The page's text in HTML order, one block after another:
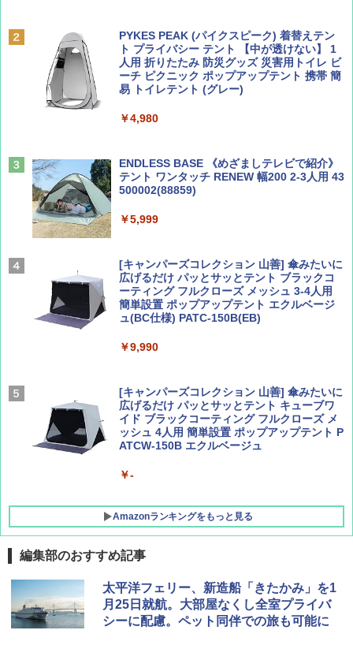
￥713
AIRLINE（エアライン）2026年9月号【特
集】ボーイング110周年を祝して！
￥1,760
￥2,695
球の歩き方A ヨーロッパ
ァキア 2026～2027 地球の歩き方A ヨーロッ
￥2,277
新しい日本地理 地図・統計・移動から読み
解く (講談社現代新書)
￥1,540
PYKES PEAK (パイクスピーク) 着替えテン
ト プライバシー テント 【中が透けない】 1
人用 折りたたみ 防災グッズ 災害用トイレ ビ
ーチ ピクニック ポップアップテント 携帯 簡
易 トイレテント (グレー)
￥4,980
ENDLESS BASE 《めざましテレビで紹介》
テント ワンタッチ RENEW 幅200 2-3人用 43
500002(88859)
￥5,999
[キャンパーズコレクション 山善] 傘みたいに
広げるだけ パッとサッとテント ブラックコ
ーティング フルクローズ メッシュ 3-4人用
簡単設置 ポップアップテント エクルベージ
ュ(BC仕様) PATC-150B(EB)
￥9,990
[キャンパーズコレクション 山善] 傘みたいに
広げるだけ パッとサッとテント キューブワ
イド ブラックコーティング フルクローズ メ
ッシュ 4人用 簡単設置 ポップアップテント P
ATCW-150B エクルベージュ
￥-
Amazonランキングをもっと見る
熊撃退スプレー 熊よけスプレー 熊スプレー
【日本企業販売】超強力クマ対策スプレー 30
0ml（連続噴射30秒）110ml（連続噴射15
秒）射程5～10m 安全ロック搭載 携帯収納袋
編集部のおすすめ記事
太平洋フェリー、新造船「きたかみ」を1
月25日就航。大部屋なくし全室プライバ
シーに配慮。ペット同伴での旅も可能に